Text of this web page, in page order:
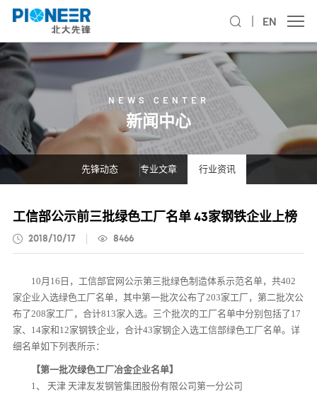
EN
NEWS CENTER
新闻中心
先锋动态 专业文章 行业资讯
工信部公示前三批绿色工厂名单 43家钢铁企业上榜
2018/10/17 8466
10月16日，工信部官网公示第三批绿色制造体系示范名单，共402
家企业入选绿色工厂名单，其中第一批次公布了203家工厂，第二批次公
布了208家工厂，合计813家入选。三个批次的工厂名单中分别包括了17
家、14家和12家钢铁企业，合计43家钢企入选工信部绿色工厂名单。详
细名单如下列表所示：
【第一批次绿色工厂冶金企业名单】
1、 天津 天津友发钢管集团股份有限公司第一分公司